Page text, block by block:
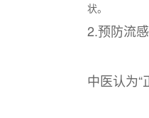
状。
2.预防流感
中医认为“